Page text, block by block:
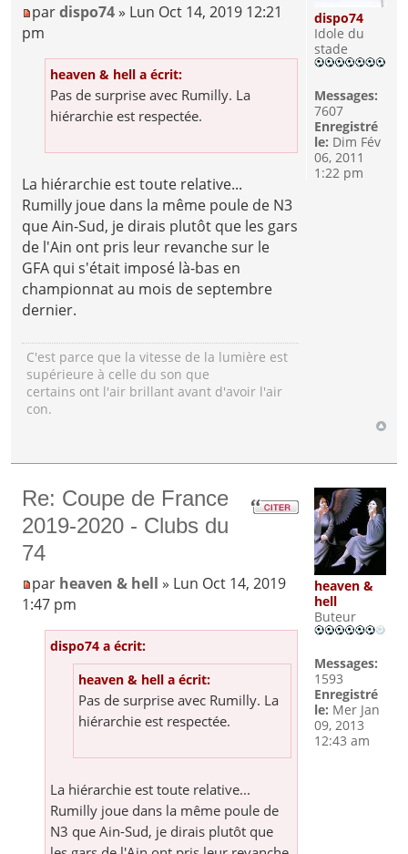
pardispo74 » Lun Oct 14, 2019 12:21
pm
heaven & hell a écrit:
Pas de surprise avec Rumilly. La
hiérarchie est respectée.
La hiérarchie est toute relative...
Rumilly joue dans la même poule de N3
que Ain-Sud, je dirais plutôt que les gars
de l'Ain ont pris leur revanche sur le
GFA qui s'était imposé là-bas en
championnat au mois de septembre
dernier.
C'est parce que la vitesse de la lumière est
supérieure à celle du son que
certains ont l'air brillant avant d'avoir l'air
con.
dispo74
Idole du
stade
Messages:
7607
Enregistré
le: Dim Fév
06, 2011
1:22 pm
Re: Coupe de France
2019-2020 - Clubs du
74
par heaven & hell » Lun Oct 14, 2019
1:47 pm
dispo74 a écrit:
heaven & hell a écrit:
Pas de surprise avec Rumilly. La
hiérarchie est respectée.
La hiérarchie est toute relative...
Rumilly joue dans la même poule de
N3 que Ain-Sud, je dirais plutôt que
heaven &
hell
Buteur
Messages:
1593
Enregistré
le: Mer Jan
09, 2013
12:43 am